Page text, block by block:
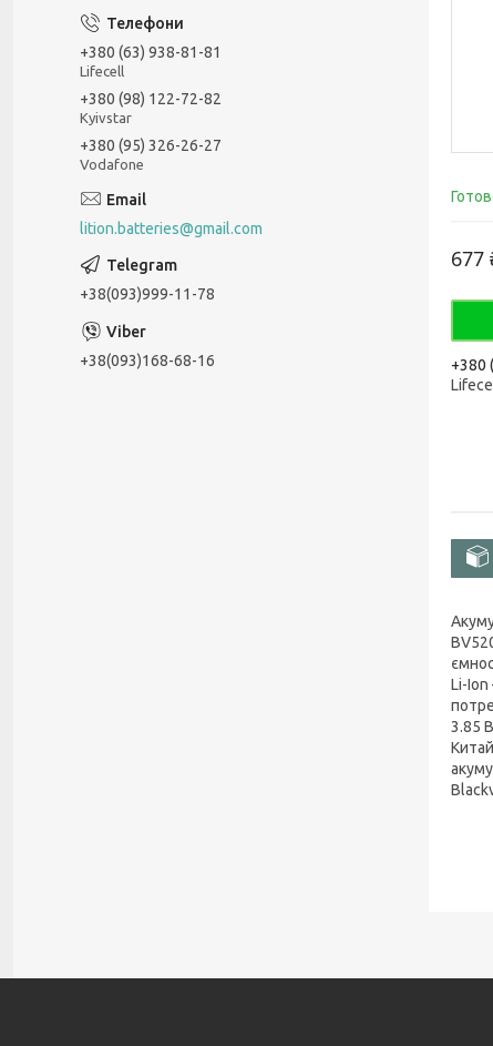
677
+380
Li-Ion
3.85
+380 (63) 938-81-81
Lifecell
+380 (98) 122-72-82
Kyivstar
+380 (95) 326-26-27
Vodafone
lition.batteries@gmail.com
+38(093)999-11-78
+38(093)168-68-16